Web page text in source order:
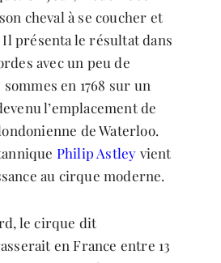
cheval à se coucher et
présenta le résultat dans
avec un peu de
en 1768 sur un
l’emplacement de
de Waterloo.
Philip Astley vient
au cirque moderne.
le cirque dit
en France entre 13